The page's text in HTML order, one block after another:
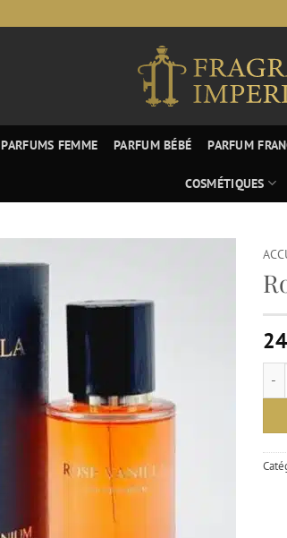
PARFUMS FEMME PARFUM BÉBÉ PARFUM
COSMÉTIQUES